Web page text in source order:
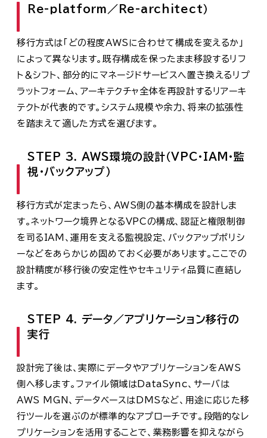
Re-platform／Re-architect）
移行方式は「どの程度AWSに合わせて構成を変えるか」
によって異なります。既存構成を保ったまま移設するリフ
ト＆シフト、部分的にマネージドサービスへ置き換えるリプ
ラットフォーム、アーキテクチャ全体を再設計するリアーキ
テクトが代表的です。システム規模や余力、将来の拡張性
を踏まえて適した方式を選びます。
STEP 3. AWS環境の設計（VPC・IAM・監
視・バックアップ）
移行方式が定まったら、AWS側の基本構成を設計しま
す。ネットワーク境界となるVPCの構成、認証と権限制御
を司るIAM、運用を支える監視設定、バックアップポリシ
ーなどをあらかじめ固めておく必要があります。ここでの
設計精度が移行後の安定性やセキュリティ品質に直結し
ます。
STEP 4. データ／アプリケーション移行の
実行
設計完了後は、実際にデータやアプリケーションをAWS
側へ移します。ファイル領域はDataSync、サーバは
AWS MGN、データベースはDMSなど、用途に応じた移
行ツールを選ぶのが標準的なアプローチです。段階的なレ
プリケーションを活用することで、業務影響を抑えながら